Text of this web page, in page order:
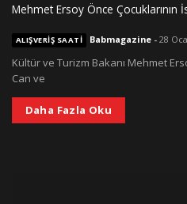
Mehmet Ersoy Önce Çocuklarının
ALIŞVERIŞ SAATI Babmagazine -28
Kültür ve Turizm Bakanı Mehmet
Can ve
Daha Fazla Oku